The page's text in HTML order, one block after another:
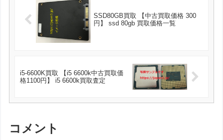
SSD80GB買取 【中古買取価格 300
円】 ssd 80gb 買取価格一覧
i5-6600K買取 【i5 6600k中古買取価
格1100円】 i5 6600k買取査定
コメント